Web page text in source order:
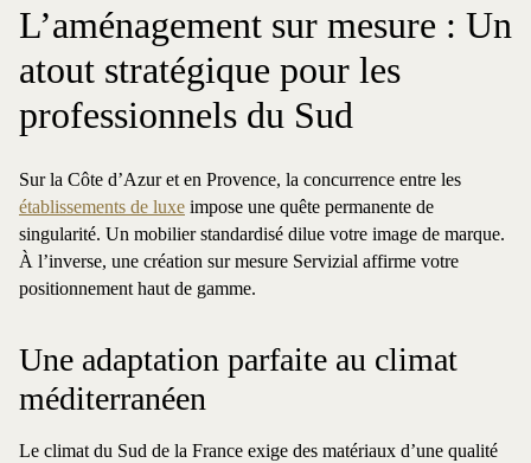
L’aménagement sur mesure : Un
atout stratégique pour les
professionnels du Sud
Sur la Côte d’Azur et en Provence, la concurrence entre les
établissements de luxe impose une quête permanente de
singularité. Un mobilier standardisé dilue votre image de marque.
À l’inverse, une création sur mesure Servizial affirme votre
positionnement haut de gamme.
Une adaptation parfaite au climat
méditerranéen
Le climat du Sud de la France exige des matériaux d’une qualité